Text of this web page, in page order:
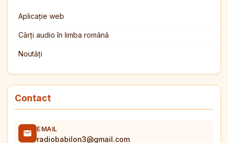
Aplicație web
Cărți audio în limba română
Noutăți
Contact
EMAIL
radiobabilon3@gmail.com